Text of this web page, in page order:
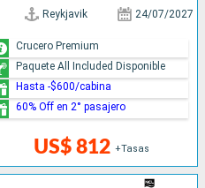
Reykjavik 24/07/2027
US$ 812 +Tasas
Crucero Premium
Paquete All Included Disponible
Hasta -$600/cabina
60% Off en 2° pasajero